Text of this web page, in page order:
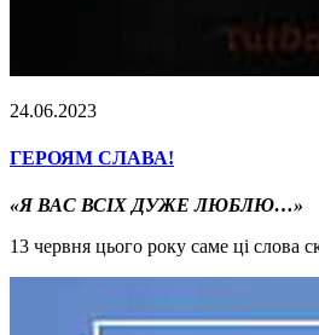
24.06.2023
ГЕРОЯМ СЛАВА!
«Я ВАС ВСІХ ДУЖЕ ЛЮБЛЮ…»
13 червня цього року саме ці слова